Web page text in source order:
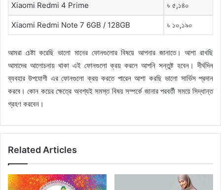
Xiaomi Redmi 4 Prime ৳ ৫,১৪০
Xiaomi Redmi Note 7 6GB / 128GB ৳ ১০,১৯০
আমরা চেষ্টা করেছি ভালো মানের ফোনগুলোর বিষয়ে আপনার জানাতে। আশা রাখছি
আমাদের আলোচনায় থাকা এই ফোনগুলো ক্রয় করলে আপনি সন্তুষ্ট হবেন। দীর্ঘদিন
ব্যবহার উপযোগী এর ফোনগুলো ক্রয় করতে পারেন আশা করছি ভালো সার্ভিস প্রদান
করবে। কোন কয়ের ক্ষেত্রে অবশ্যই সমস্ত বিষয় সম্পর্কে জানার পরবর্তী সময়ে সিদ্ধান্ত
গ্রহণ করবেন।
Related Articles